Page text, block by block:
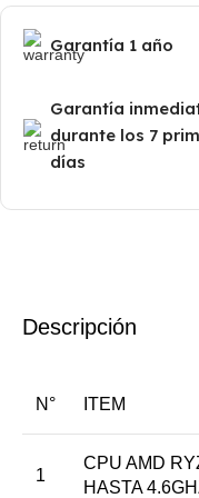
Garantía 1 año
Garantía
durante los 7
días
Descripción
N° ITEM
1
CPU AMD
HASTA